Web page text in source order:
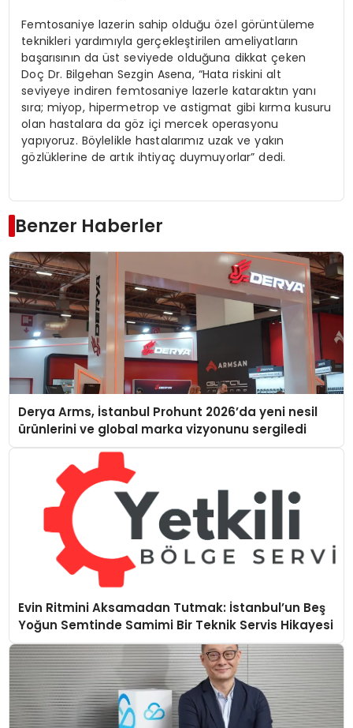
Femtosaniye lazerin sahip olduğu özel görüntüleme
teknikleri yardımıyla gerçekleştirilen ameliyatların
başarısının da üst seviyede olduğuna dikkat çeken
Doç Dr. Bilgehan Sezgin Asena, “Hata riskini alt
seviyeye indiren femtosaniye lazerle kataraktın yanı
sıra; miyop, hipermetrop ve astigmat gibi kırma kusuru
olan hastalara da göz içi mercek operasyonu
yapıyoruz. Böylelikle hastalarımız uzak ve yakın
gözlüklerine de artık ihtiyaç duymuyorlar” dedi.
Benzer Haberler
Derya Arms, İstanbul Prohunt 2026’da yeni nesil
ürünlerini ve global marka vizyonunu sergiledi
Evin Ritmini Aksamadan Tutmak: İstanbul’un Beş
Yoğun Semtinde Samimi Bir Teknik Servis Hikayesi